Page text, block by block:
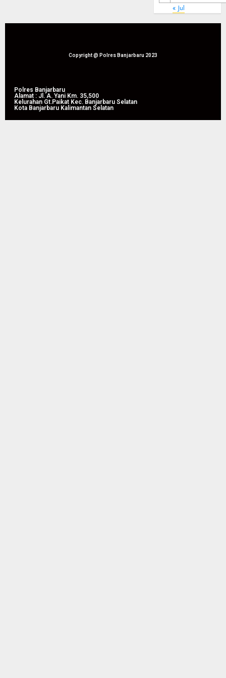
« Jul
Copyright @ Polres Banjarbaru 2023
Polres Banjarbaru
Alamat : Jl. A. Yani Km. 35,500
Kelurahan Gt.Paikat Kec. Banjarbaru Selatan
Kota Banjarbaru Kalimantan Selatan